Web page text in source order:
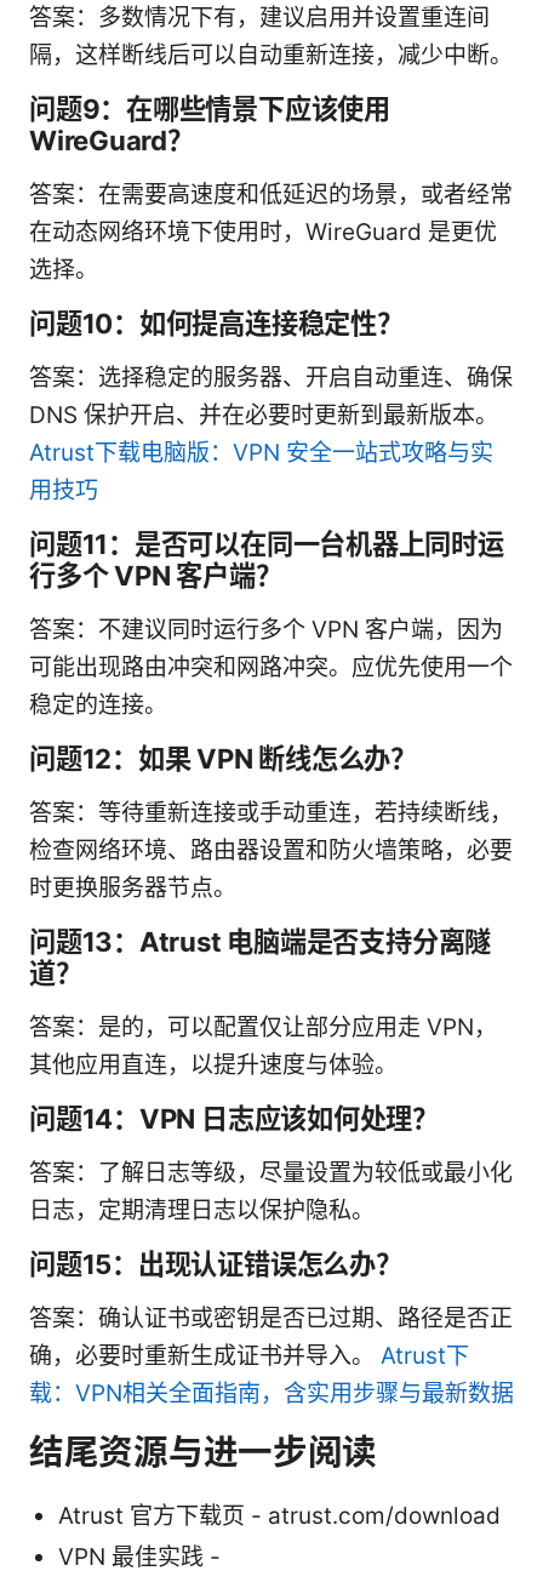
答案：多数情况下有，建议启用并设置重连间
隔，这样断线后可以自动重新连接，减少中断。
问题9：在哪些情景下应该使用
WireGuard？
答案：在需要高速度和低延迟的场景，或者经常
在动态网络环境下使用时，WireGuard 是更优
选择。
问题10：如何提高连接稳定性？
答案：选择稳定的服务器、开启自动重连、确保
DNS 保护开启、并在必要时更新到最新版本。
Atrust下载电脑版：VPN 安全一站式攻略与实
用技巧
问题11：是否可以在同一台机器上同时运
行多个 VPN 客户端？
答案：不建议同时运行多个 VPN 客户端，因为
可能出现路由冲突和网路冲突。应优先使用一个
稳定的连接。
问题12：如果 VPN 断线怎么办？
答案：等待重新连接或手动重连，若持续断线，
检查网络环境、路由器设置和防火墙策略，必要
时更换服务器节点。
问题13：Atrust 电脑端是否支持分离隧
道？
答案：是的，可以配置仅让部分应用走 VPN，
其他应用直连，以提升速度与体验。
问题14：VPN 日志应该如何处理？
答案：了解日志等级，尽量设置为较低或最小化
日志，定期清理日志以保护隐私。
问题15：出现认证错误怎么办？
答案：确认证书或密钥是否已过期、路径是否正
确，必要时重新生成证书并导入。 Atrust下
载：VPN相关全面指南，含实用步骤与最新数据
结尾资源与进一步阅读
Atrust 官方下载页 - atrust.com/download
VPN 最佳实践 -